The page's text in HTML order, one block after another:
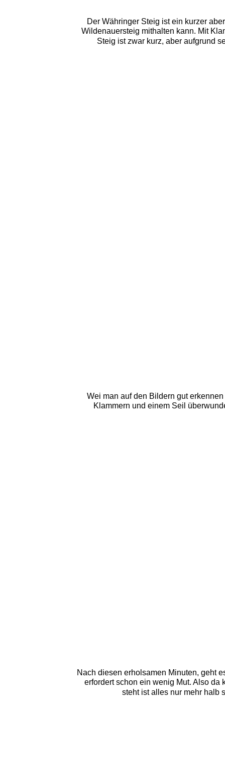
Der Währinger Steig ist ein kurzer
Wildenauersteig mithalten kann. Mit
Steig ist zwar kurz, aber aufgrund
Wei man auf den Bildern gut
Klammern und einem Seil
Nach diesen erholsamen Minuten, geht
erfordert schon ein wenig Mut. Also da
steht ist alles nur mehr halb